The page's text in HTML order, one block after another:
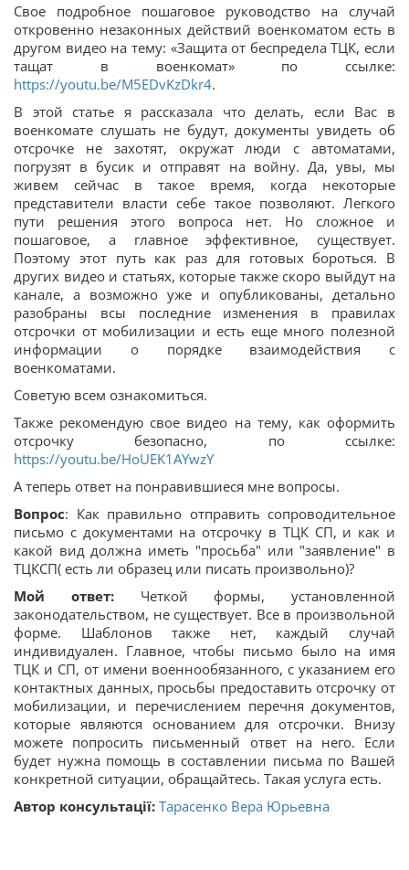
Свое подробное пошаговое руководство на случай
откровенно незаконных действий военкоматом есть в
другом видео на тему: «Защита от беспредела ТЦК, если
тащат в военкомат» по ссылке:
https://youtu.be/M5EDvKzDkr4.
В этой статье я рассказала что делать, если Вас в
военкомате слушать не будут, документы увидеть об
отсрочке не захотят, окружат люди с автоматами,
погрузят в бусик и отправят на войну. Да, увы, мы
живем сейчас в такое время, когда некоторые
представители власти себе такое позволяют. Легкого
пути решения этого вопроса нет. Но сложное и
пошаговое, а главное эффективное, существует.
Поэтому этот путь как раз для готовых бороться. В
других видео и статьях, которые также скоро выйдут на
канале, а возможно уже и опубликованы, детально
разобраны всы последние изменения в правилах
отсрочки от мобилизации и есть еще много полезной
информации о порядке взаимодействия с
военкоматами.
Советую всем ознакомиться.
Также рекомендую свое видео на тему, как оформить
отсрочку безопасно, по ссылке:
https://youtu.be/HoUEK1AYwzY
А теперь ответ на понравившиеся мне вопросы.
Вопрос: Как правильно отправить сопроводительное
письмо с документами на отсрочку в ТЦК СП, и как и
какой вид должна иметь "просьба" или "заявление" в
ТЦКСП( есть ли образец или писать произвольно)?
Мой ответ:Четкой формы, установленной
законодательством, не существует. Все в произвольной
форме. Шаблонов также нет, каждый случай
индивидуален. Главное, чтобы письмо было на имя
ТЦК и СП, от имени военнообязанного, с указанием его
контактных данных, просьбы предоставить отсрочку от
мобилизации, и перечислением перечня документов,
которые являются основанием для отсрочки. Внизу
можете попросить письменный ответ на него. Если
будет нужна помощь в составлении письма по Вашей
конкретной ситуации, обращайтесь. Такая услуга есть.
Автор консультації: Тарасенко Вера Юрьевна